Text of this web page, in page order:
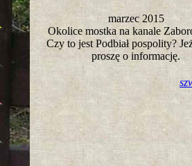
marzec 2015
Okolice mostka na kanale
Czy to jest Podbiał pospolity?
proszę o informację.